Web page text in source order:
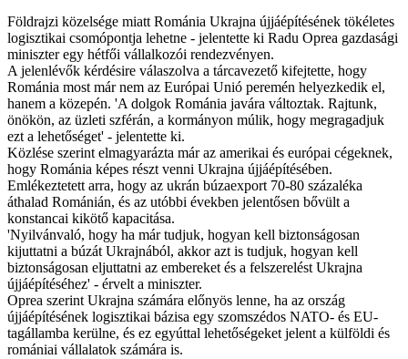
Földrajzi közelsége miatt Románia Ukrajna újjáépítésének tökéletes
logisztikai csomópontja lehetne - jelentette ki Radu Oprea gazdasági
miniszter egy hétfői vállalkozói rendezvényen.
A jelenlévők kérdésire válaszolva a tárcavezető kifejtette, hogy
Románia most már nem az Európai Unió peremén helyezkedik el,
hanem a közepén. 'A dolgok Románia javára változtak. Rajtunk,
önökön, az üzleti szférán, a kormányon múlik, hogy megragadjuk
ezt a lehetőséget' - jelentette ki.
Közlése szerint elmagyarázta már az amerikai és európai cégeknek,
hogy Románia képes részt venni Ukrajna újjáépítésében.
Emlékeztetett arra, hogy az ukrán búzaexport 70-80 százaléka
áthalad Románián, és az utóbbi években jelentősen bővült a
konstancai kikötő kapacitása.
'Nyilvánvaló, hogy ha már tudjuk, hogyan kell biztonságosan
kijuttatni a búzát Ukrajnából, akkor azt is tudjuk, hogyan kell
biztonságosan eljuttatni az embereket és a felszerelést Ukrajna
újjáépítéséhez' - érvelt a miniszter.
Oprea szerint Ukrajna számára előnyös lenne, ha az ország
újjáépítésének logisztikai bázisa egy szomszédos NATO- és EU-
tagállamba kerülne, és ez egyúttal lehetőségeket jelent a külföldi és
romániai vállalatok számára is.